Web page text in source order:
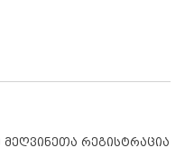
მეღვინეთა რეგისტრაცია